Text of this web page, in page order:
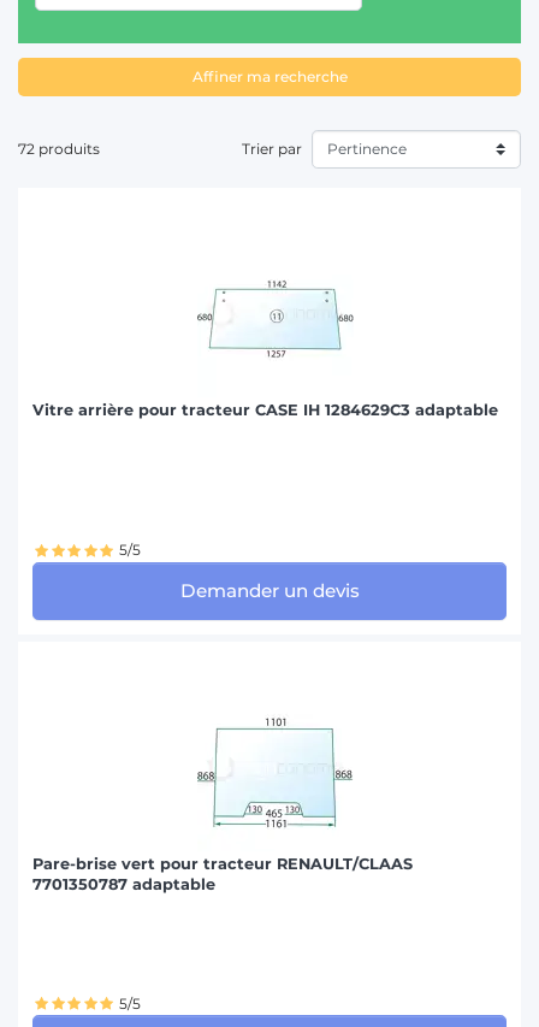
CLAAS / RENAULT (20)
DEUTZ-FAHR (7)
JOHN DEERE (8)
LANDINI (2)
NEW HOLLAND (8)
SAME (5)
Affiner ma recherche
72 produits Trier par
Vitre arrière pour tracteur CASE IH 1284629C3 adaptable
5/5
Demander un devis
Pare-brise vert pour tracteur RENAULT/CLAAS
7701350787 adaptable
5/5